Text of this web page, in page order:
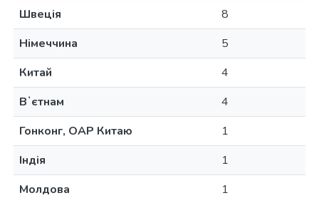
Швеція
8
Німеччина
5
Китай
4
Вʼєтнам
4
Гонконг, ОАР Китаю
1
Індія
1
Молдова
1